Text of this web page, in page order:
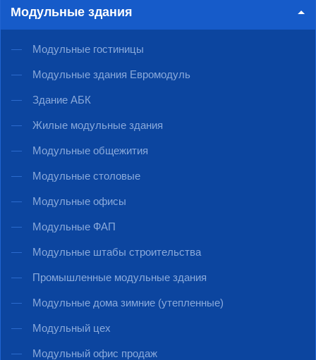
Модульные здания
Модульные гостиницы
Модульные здания Евромодуль
Здание АБК
Жилые модульные здания
Модульные общежития
Модульные столовые
Модульные офисы
Модульные ФАП
Модульные штабы строительства
Промышленные модульные здания
Модульные дома зимние (утепленные)
Модульный цех
Модульный офис продаж